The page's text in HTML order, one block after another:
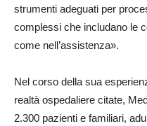
strumenti adeguati per
complessi che includano le
come nell’assistenza».
Nel corso della sua
realtà ospedaliere citate,
2.300 pazienti e familiari,